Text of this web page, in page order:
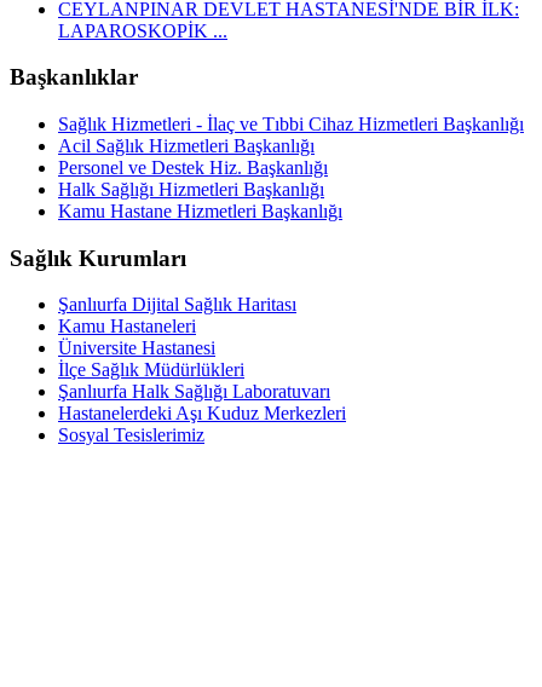
CEYLANPINAR DEVLET HASTANESİ'NDE BİR İLK:
LAPAROSKOPİK ...
Başkanlıklar
Sağlık Hizmetleri - İlaç ve Tıbbi Cihaz Hizmetleri Başkanlığı
Acil Sağlık Hizmetleri Başkanlığı
Personel ve Destek Hiz. Başkanlığı
Halk Sağlığı Hizmetleri Başkanlığı
Kamu Hastane Hizmetleri Başkanlığı
Sağlık Kurumları
Şanlıurfa Dijital Sağlık Haritası
Kamu Hastaneleri
Üniversite Hastanesi
İlçe Sağlık Müdürlükleri
Şanlıurfa Halk Sağlığı Laboratuvarı
Hastanelerdeki Aşı Kuduz Merkezleri
Sosyal Tesislerimiz